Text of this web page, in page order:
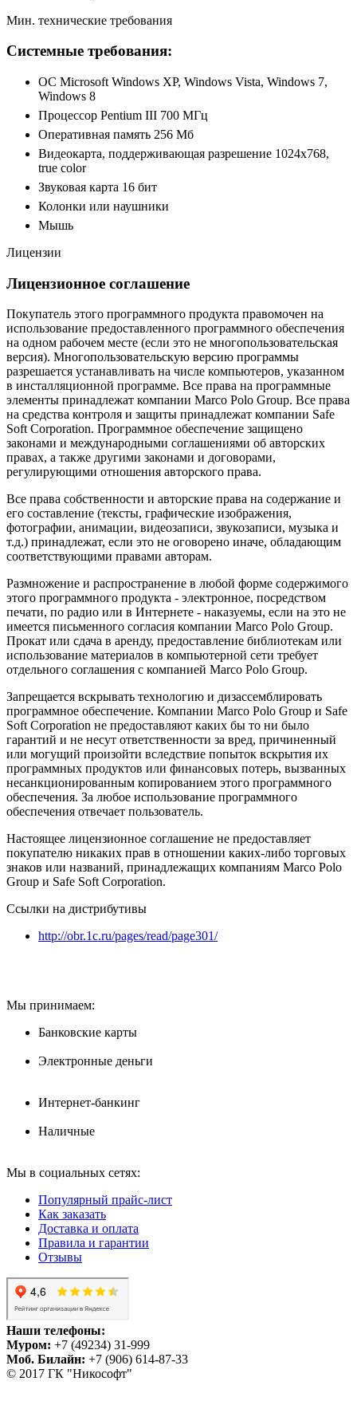
Мин. технические требования
Системные требования:
ОС Microsoft Windows XP, Windows Vista, Windows 7,
Windows 8
Процессор Pentium III 700 МГц
Оперативная память 256 Мб
Видеокарта, поддерживающая разрешение 1024х768,
true color
Звуковая карта 16 бит
Колонки или наушники
Мышь
Лицензии
Лицензионное соглашение
Покупатель этого программного продукта правомочен на
использование предоставленного программного обеспечения
на одном рабочем месте (если это не многопользовательская
версия). Многопользовательскую версию программы
разрешается устанавливать на числе компьютеров, указанном
в инсталляционной программе. Все права на программные
элементы принадлежат компании Marco Polo Group. Все права
на средства контроля и защиты принадлежат компании Safe
Soft Corporation. Программное обеспечение защищено
законами и международными соглашениями об авторских
правах, а также другими законами и договорами,
регулирующими отношения авторского права.
Все права собственности и авторские права на содержание и
его составление (тексты, графические изображения,
фотографии, анимации, видеозаписи, звукозаписи, музыка и
т.д.) принадлежат, если это не оговорено иначе, обладающим
соответствующими правами авторам.
Размножение и распространение в любой форме содержимого
этого программного продукта - электронное, посредством
печати, по радио или в Интернете - наказуемы, если на это не
имеется письменного согласия компании Marco Polo Group.
Прокат или сдача в аренду, предоставление библиотекам или
использование материалов в компьютерной сети требует
отдельного соглашения с компанией Marco Polo Group.
Запрещается вскрывать технологию и дизассемблировать
программное обеспечение. Компании Marco Polo Group и Safe
Soft Corporation не предоставляют каких бы то ни было
гарантий и не несут ответственности за вред, причиненный
или могущий произойти вследствие попыток вскрытия их
программных продуктов или финансовых потерь, вызванных
несанкционированным копированием этого программного
обеспечения. За любое использование программного
обеспечения отвечает пользователь.
Настоящее лицензионное соглашение не предоставляет
покупателю никаких прав в отношении каких-либо торговых
знаков или названий, принадлежащих компаниям Marco Polo
Group и Safe Soft Corporation.
Ссылки на дистрибутивы
http://obr.1c.ru/pages/read/page301/
Мы принимаем:
Банковские карты
Электронные деньги
Интернет-банкинг
Наличные
Мы в социальных сетях:
Популярный прайс-лист
Как заказать
Доставка и оплата
Правила и гарантии
Отзывы
Наши телефоны:
Муром: +7 (49234) 31-999
Моб. Билайн: +7 (906) 614-87-33
© 2017 ГК "Никософт"